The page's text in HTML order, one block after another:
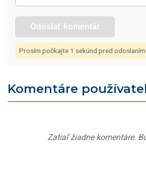
Odoslať komentár
Prosím počkajte 1 sekúnd pred odoslaním...
Komentáre
Zatiaľ žiadne komentáre.